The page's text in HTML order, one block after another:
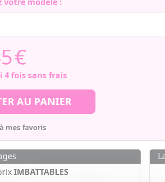
€
4 fois sans frais
AU PANIER
mes favoris
IMBATTABLES